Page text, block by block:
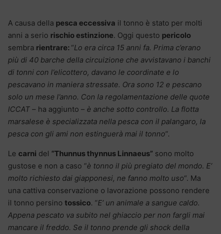
A causa della pesca eccessiva il tonno è stato per molti
anni a serio rischio estinzione. Oggi questo pericolo
sembra rientrare: “Lo era circa 15 anni fa. Prima c’erano
più di 40 barche della circuizione che avvistavano i banchi
di tonni con l’elicottero, davano le coordinate e lo
pescavano in maniera stressate. Ora sono 12 e pescano
solo un mese l’anno. Con la regolamentazione delle quote
ICCAT – ha aggiunto – è anche sotto controllo. La flotta
marsalese è specializzata nella pesca con il palangaro, la
pesca con gli ami non estinguerà mai il tonno“.
Le carni del “Thunnus thynnus Linnaeus” sono molto
gustose e non a caso “è tonno il più pregiato del mondo. E’
molto richiesto dai giapponesi, ne fanno molto uso“. Ma
una cattiva conservazione o lavorazione possono rendere
il tonno persino tossico. “E’ un animale a sangue caldo.
Appena pescato va subito nel ghiaccio per non fargli mai
mancare il freddo. Se il tonno prende gli shock della